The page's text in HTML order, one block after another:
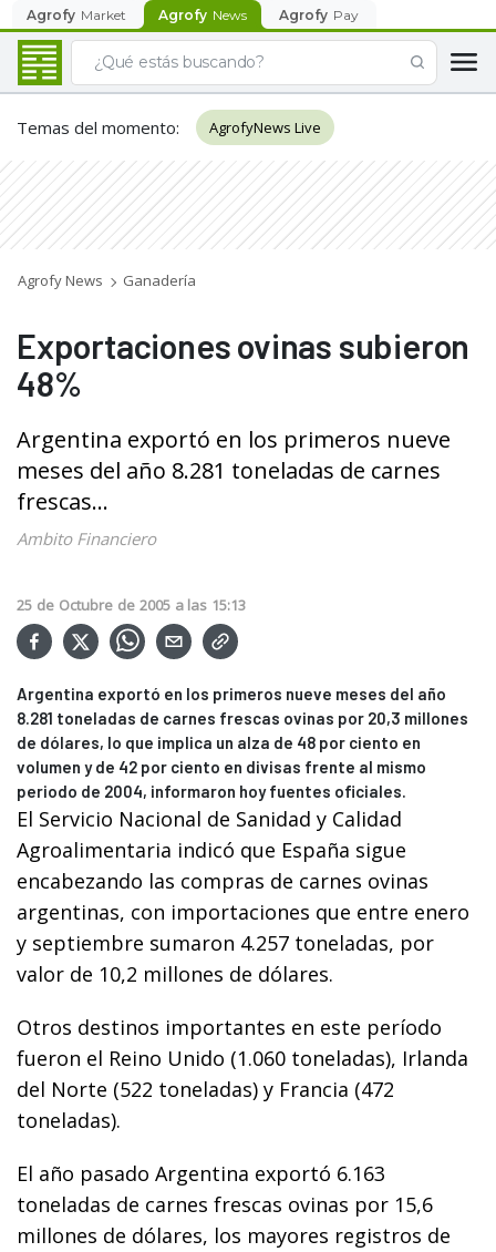
Agrofy Market Agrofy News Agrofy Pay
Temas del momento: AgrofyNews Live
Agrofy News Ganadería
Exportaciones ovinas subieron
48%
Argentina exportó en los primeros nueve
meses del año 8.281 toneladas de carnes
frescas...
Ambito Financiero
25 de Octubre de 2005 a las 15:13
Argentina exportó en los primeros nueve meses del año
8.281 toneladas de carnes frescas ovinas por 20,3 millones
de dólares, lo que implica un alza de 48 por ciento en
volumen y de 42 por ciento en divisas frente al mismo
periodo de 2004, informaron hoy fuentes oficiales.
El Servicio Nacional de Sanidad y Calidad
Agroalimentaria indicó que España sigue
encabezando las compras de carnes ovinas
argentinas, con importaciones que entre enero
y septiembre sumaron 4.257 toneladas, por
valor de 10,2 millones de dólares.
Otros destinos importantes en este período
fueron el Reino Unido (1.060 toneladas), Irlanda
del Norte (522 toneladas) y Francia (472
toneladas).
El año pasado Argentina exportó 6.163
toneladas de carnes frescas ovinas por 15,6
millones de dólares, los mayores registros de